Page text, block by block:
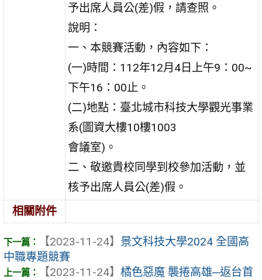
予出席人員公(差)假，請查照。
說明：
一、本競賽活動，內容如下：
(一)時間：112年12月4日上午9：00~
下午16：00止。
(二)地點：臺北城市科技大學觀光事業
系(圖資大樓10樓1003
會議室)。
二、敬邀貴校同學到校參加活動，並
核予出席人員公(差)假。
相關附件
【2023-11-24】 景文科技大學2024 全國高
中職專題競賽
【2023-11-24】 橘色惡魔 襲捲高雄─返台首